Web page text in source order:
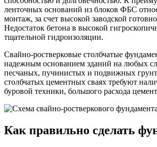
ленточных оснований из блоков ФБС
монтаж, за счет высокой заводской
Недостаток бетона в высокой
тщательной гидроизоляции.
Свайно-ростверковые столбчатые
надежным основанием зданий на любых
песчаных, пучинистых и подвижных
столбчатых цементных сваях требуют
буровой техники, большого расхода
Как правильно сделать